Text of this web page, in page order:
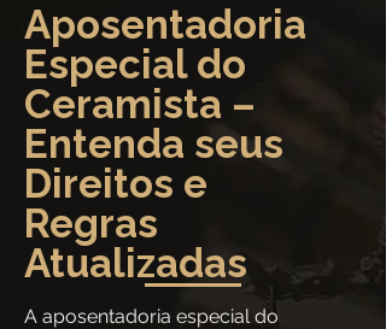
Aposentadoria
Especial do
Ceramista –
Entenda seus
Direitos e
Regras
Atualizadas
A aposentadoria especial do